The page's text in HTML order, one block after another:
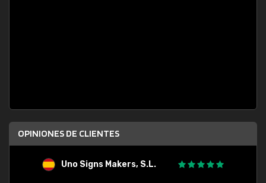
OPINIONES DE CLIENTES
Uno Signs Makers, S.L.